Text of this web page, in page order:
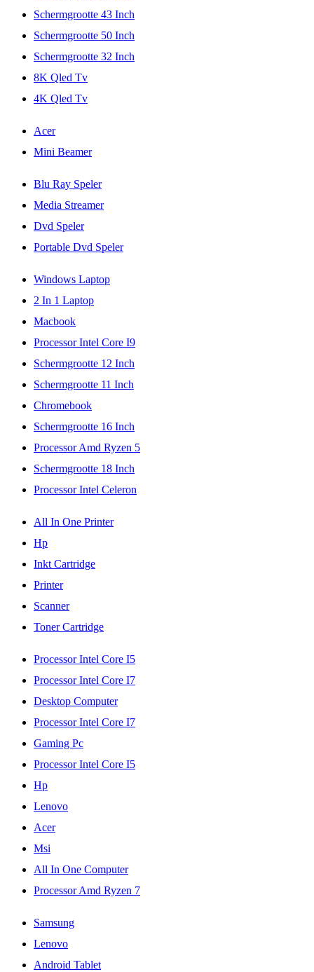
Schermgrootte 43 Inch
Schermgrootte 50 Inch
Schermgrootte 32 Inch
8K Qled Tv
4K Qled Tv
Acer
Mini Beamer
Blu Ray Speler
Media Streamer
Dvd Speler
Portable Dvd Speler
Windows Laptop
2 In 1 Laptop
Macbook
Processor Intel Core I9
Schermgrootte 12 Inch
Schermgrootte 11 Inch
Chromebook
Schermgrootte 16 Inch
Processor Amd Ryzen 5
Schermgrootte 18 Inch
Processor Intel Celeron
All In One Printer
Hp
Inkt Cartridge
Printer
Scanner
Toner Cartridge
Processor Intel Core I5
Processor Intel Core I7
Desktop Computer
Processor Intel Core I7
Gaming Pc
Processor Intel Core I5
Hp
Lenovo
Acer
Msi
All In One Computer
Processor Amd Ryzen 7
Samsung
Lenovo
Android Tablet